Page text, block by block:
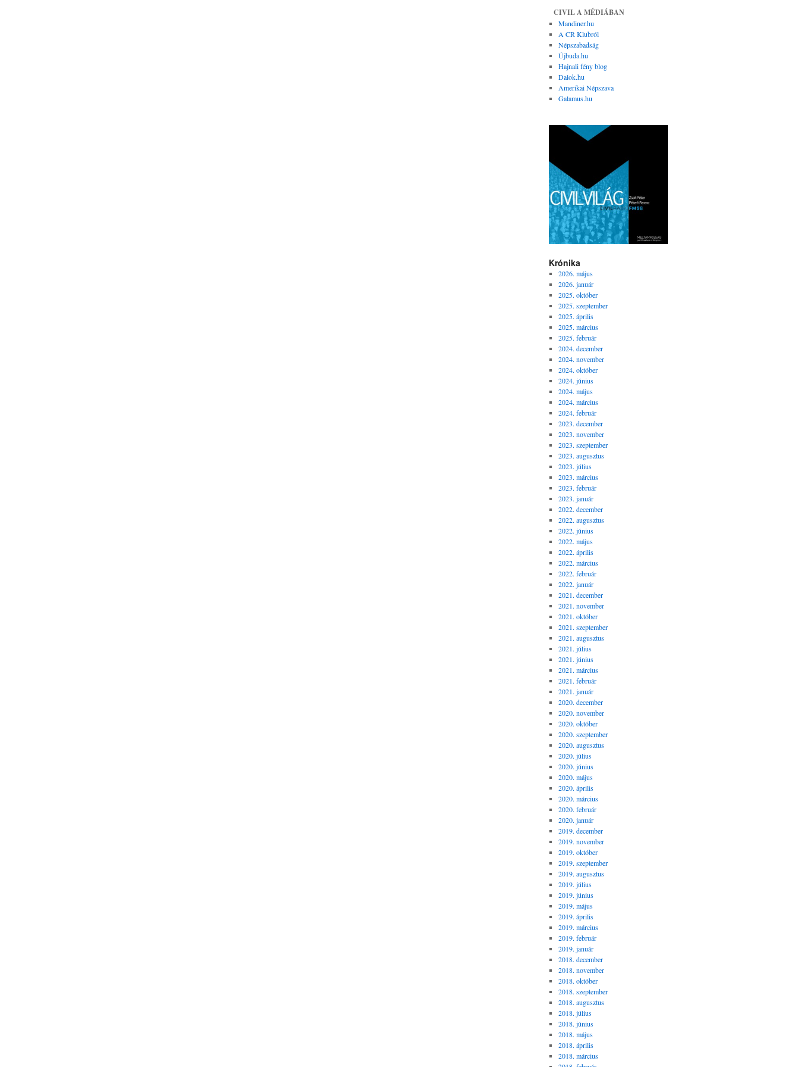
CIVIL A MÉDIÁBAN
Mandiner.hu
A CR Klubról
Népszabadság
Újbuda.hu
Hajnali fény blog
Dalok.hu
Amerikai Népszava
Galamus.hu
Krónika
2026. május
2026. január
2025. október
2025. szeptember
2025. április
2025. március
2025. február
2024. december
2024. november
2024. október
2024. június
2024. május
2024. március
2024. február
2023. december
2023. november
2023. szeptember
2023. augusztus
2023. július
2023. március
2023. február
2023. január
2022. december
2022. augusztus
2022. június
2022. május
2022. április
2022. március
2022. február
2022. január
2021. december
2021. november
2021. október
2021. szeptember
2021. augusztus
2021. július
2021. június
2021. március
2021. február
2021. január
2020. december
2020. november
2020. október
2020. szeptember
2020. augusztus
2020. július
2020. június
2020. május
2020. április
2020. március
2020. február
2020. január
2019. december
2019. november
2019. október
2019. szeptember
2019. augusztus
2019. július
2019. június
2019. május
2019. április
2019. március
2019. február
2019. január
2018. december
2018. november
2018. október
2018. szeptember
2018. augusztus
2018. július
2018. június
2018. május
2018. április
2018. március